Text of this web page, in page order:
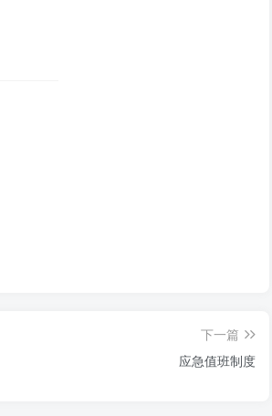
下一篇
应急值班制度